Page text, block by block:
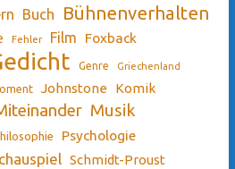
Buch Bühnenverhalten
Fehler Film Foxback
Genre Griechenland
Johnstone Komik
Musik
Psychologie
Schmidt-Proust